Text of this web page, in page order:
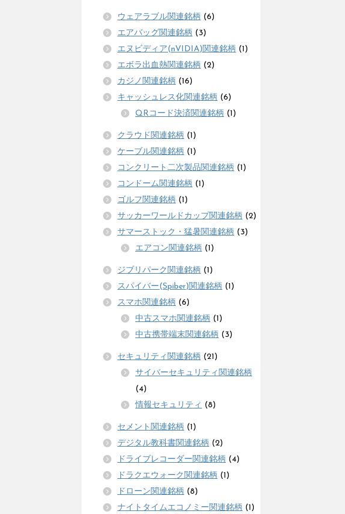
ウェアラブル関連銘柄 (6)
エアバッグ関連銘柄 (3)
エヌビディア(nVIDIA)関連銘柄 (1)
エボラ出血熱関連銘柄 (2)
カジノ関連銘柄 (16)
キャッシュレス化関連銘柄 (6)
QRコード決済関連銘柄 (1)
クラウド関連銘柄 (1)
ケーブル関連銘柄 (1)
コンクリート二次製品関連銘柄 (1)
コンドーム関連銘柄 (1)
ゴルフ関連銘柄 (1)
サッカーワールドカップ関連銘柄 (2)
サマーストック・猛暑関連銘柄 (3)
エアコン関連銘柄 (1)
ジブリパーク関連銘柄 (1)
スパイバー(Spiber)関連銘柄 (1)
スマホ関連銘柄 (6)
中古スマホ関連銘柄 (1)
中古携帯端末関連銘柄 (3)
セキュリティ関連銘柄 (21)
サイバーセキュリティ関連銘柄
(4)
情報セキュリティ (8)
セメント関連銘柄 (1)
デジタル教科書関連銘柄 (2)
ドライブレコーダー関連銘柄 (4)
ドラクエウォーク関連銘柄 (1)
ドローン関連銘柄 (8)
ナイトタイムエコノミー関連銘柄 (1)